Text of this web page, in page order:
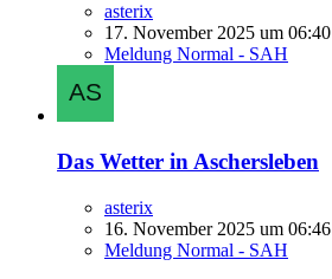
asterix
17. November 2025 um 06:40
Meldung Normal - SAH
Das Wetter in Aschersleben
asterix
16. November 2025 um 06:46
Meldung Normal - SAH